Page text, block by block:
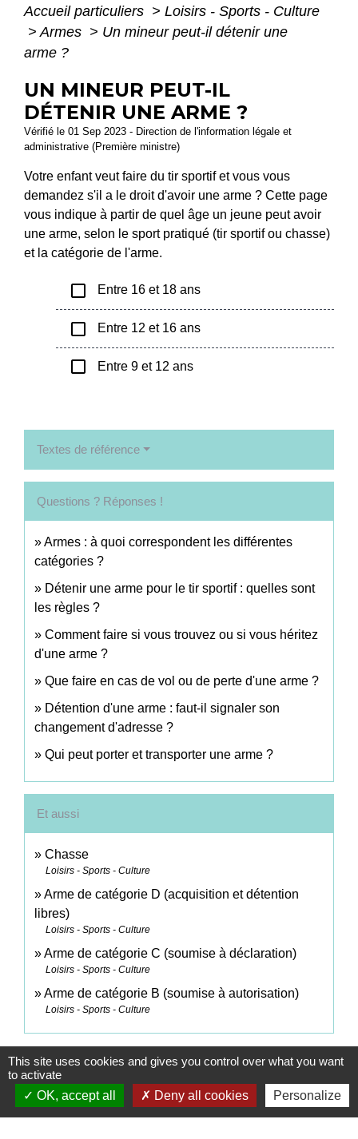
Accueil particuliers > Loisirs - Sports - Culture
> Armes > Un mineur peut-il détenir une
arme ?
UN MINEUR PEUT-IL
DÉTENIR UNE ARME ?
Vérifié le 01 Sep 2023 - Direction de l'information légale et
administrative (Première ministre)
Votre enfant veut faire du tir sportif et vous vous
demandez s'il a le droit d'avoir une arme ? Cette page
vous indique à partir de quel âge un jeune peut avoir
une arme, selon le sport pratiqué (tir sportif ou chasse)
et la catégorie de l'arme.
check_box_outline_blank Entre 16 et 18 ans
check_box_outline_blank Entre 12 et 16 ans
check_box_outline_blank Entre 9 et 12 ans
Textes de référence
Questions ? Réponses !
Armes : à quoi correspondent les différentes
catégories ?
Détenir une arme pour le tir sportif : quelles sont
les règles ?
Comment faire si vous trouvez ou si vous héritez
d'une arme ?
Que faire en cas de vol ou de perte d'une arme ?
Détention d'une arme : faut-il signaler son
changement d'adresse ?
Qui peut porter et transporter une arme ?
Et aussi
Chasse
Loisirs - Sports - Culture
Arme de catégorie D (acquisition et détention
libres)
Loisirs - Sports - Culture
Arme de catégorie C (soumise à déclaration)
Loisirs - Sports - Culture
Arme de catégorie B (soumise à autorisation)
Loisirs - Sports - Culture
Signaler une erreur sur cette page
This site uses cookies and gives you control over what you want
to activate
OK, accept all
Deny all cookies Personalize